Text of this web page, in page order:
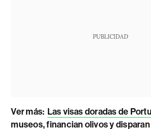
PUBLICIDAD
Ver más: Las visas doradas de
museos, financian olivos y